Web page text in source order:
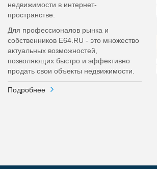
недвижимости в интернет-
пространстве.
Для профессионалов рынка и
собственников E64.RU - это множество
актуальных возможностей,
позволяющих быстро и эффективно
продать свои объекты недвижимости.
Подробнее